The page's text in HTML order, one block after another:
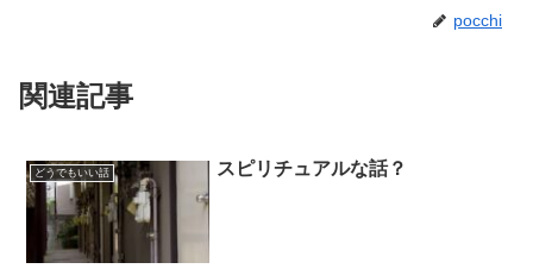
pocchi
関連記事
どうでもいい話 スピリチュアルな話？